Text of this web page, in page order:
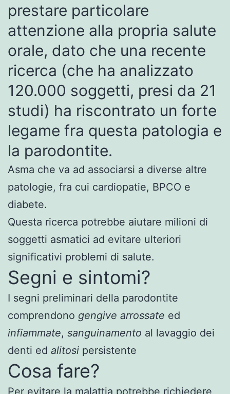
prestare particolare
attenzione alla propria salute
orale, dato che una recente
ricerca (che ha analizzato
120.000 soggetti, presi da 21
studi) ha riscontrato un forte
legame fra questa patologia e
la parodontite.
Asma che va ad associarsi a diverse altre
patologie, fra cui cardiopatie, BPCO e
diabete.
Questa ricerca potrebbe aiutare milioni di
soggetti asmatici ad evitare ulteriori
significativi problemi di salute.
Segni e sintomi?
I segni preliminari della parodontite
comprendono gengive arrossate ed
infiammate, sanguinamento al lavaggio dei
denti ed alitosi persistente
Cosa fare?
Per evitare la malattia potrebbe richiedere